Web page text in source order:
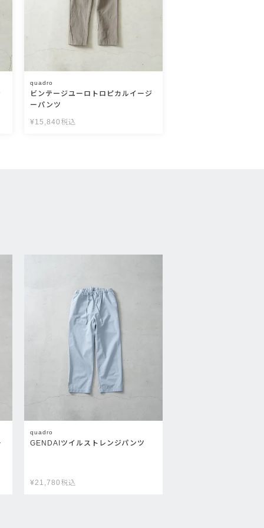
quadro
ビンテージユーロトロピカルイージ
ーパンツ
¥15,840 税込
quadro
GENDAIツイルストレンジパンツ
¥21,780 税込